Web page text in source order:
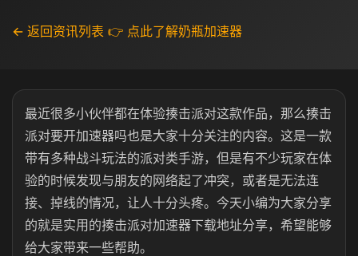
← 返回资讯列表 👉 点此了解奶瓶加速器
最近很多小伙伴都在体验揍击派对这款作品，那么揍击
派对要开加速器吗也是大家十分关注的内容。这是一款
带有多种战斗玩法的派对类手游，但是有不少玩家在体
验的时候发现与朋友的网络起了冲突，或者是无法连
接、掉线的情况，让人十分头疼。今天小编为大家分享
的就是实用的揍击派对加速器下载地址分享，希望能够
给大家带来一些帮助。